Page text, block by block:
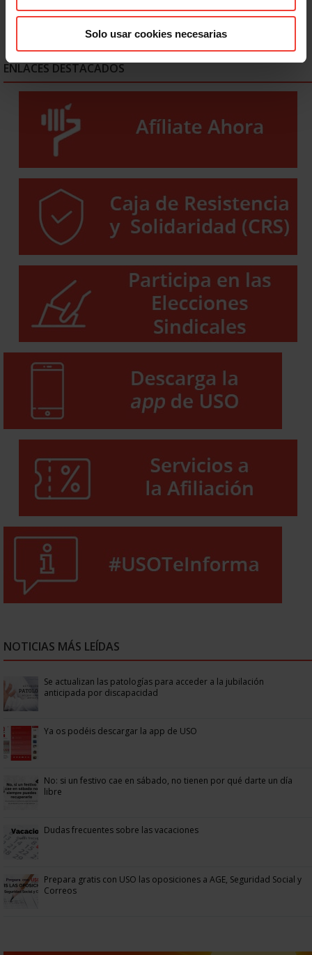
Solo usar cookies necesarias
ENLACES DESTACADOS
NOTICIAS MÁS LEÍDAS
Se actualizan las patologías para acceder a la jubilación
anticipada por discapacidad
Ya os podéis descargar la app de USO
No: si un festivo cae en sábado, no tienen por qué darte un día
libre
Dudas frecuentes sobre las vacaciones
Prepara gratis con USO las oposiciones a AGE, Seguridad Social y
Correos